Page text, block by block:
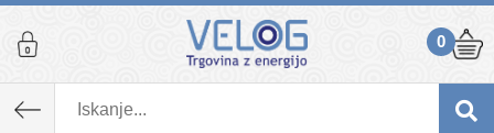
0
K izdelku, ki ste ga dodali v košarico,
priporočamo tudi...